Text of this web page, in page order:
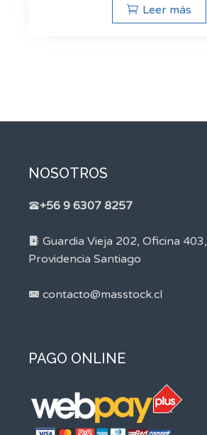
Leer más
NOSOTROS
+56 9 6307 8257
Guardia Vieja 202, Oficina 403,
Providencia Santiago
contacto@masstock.cl
PAGO ONLINE